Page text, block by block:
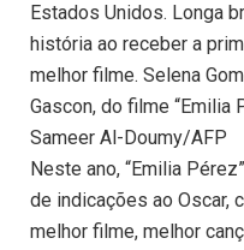
Estados Unidos. Longa
história ao receber a
melhor filme. Selena
Gascon, do filme “Emilia
Sameer Al-Doumy/AFP
Neste ano, “Emilia
de indicações ao Oscar,
melhor filme, melhor